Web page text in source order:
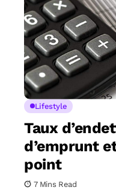
Lifestyle
Taux
d’emprunt
point
7 Mins Read